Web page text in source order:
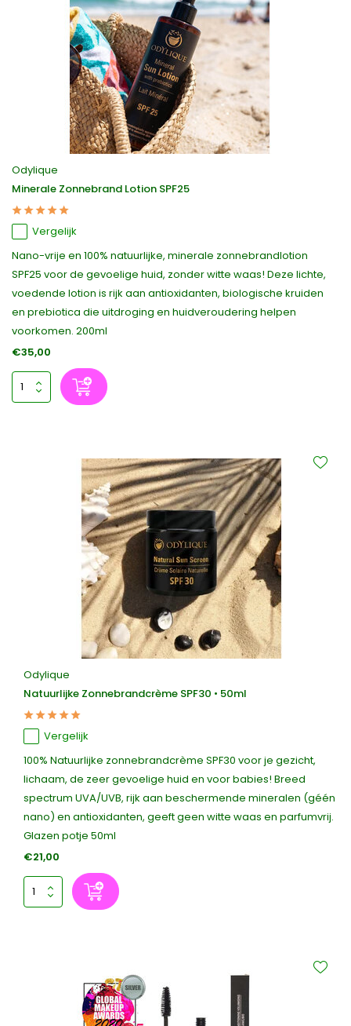
Odylique
Minerale Zonnebrand Lotion SPF25
Vergelijk
Nano-vrije en 100% natuurlijke, minerale zonnebrandlotion
SPF25 voor de gevoelige huid, zonder witte waas! Deze lichte,
voedende lotion is rijk aan antioxidanten, biologische kruiden
en prebiotica die uitdroging en huidveroudering helpen
voorkomen. 200ml
€35,00
Odylique
Natuurlijke Zonnebrandcrème SPF30 • 50ml
Vergelijk
100% Natuurlijke zonnebrandcrème SPF30 voor je gezicht,
lichaam, de zeer gevoelige huid en voor babies! Breed
spectrum UVA/UVB, rijk aan beschermende mineralen (géén
nano) en antioxidanten, geeft geen witte waas en parfumvrij.
Glazen potje 50ml
€21,00